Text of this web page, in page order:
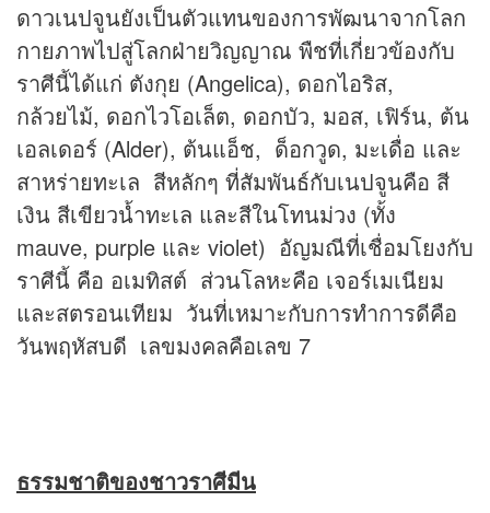
ดาวเนปจูนยังเป็นตัวแทนของการพัฒนาจากโลก
กายภาพไปสู่โลกฝ่ายวิญญาณ พืชที่เกี่ยวข้องกับ
ราศีนี้ได้แก่ ตังกุย (Angelica), ดอกไอริส,
กล้วยไม้, ดอกไวโอเล็ต, ดอกบัว, มอส, เฟิร์น, ต้น
เอลเดอร์ (Alder), ต้นแอ็ช, ด็อกวูด, มะเดื่อ และ
สาหร่ายทะเล สีหลักๆ ที่สัมพันธ์กับเนปจูนคือ สี
เงิน สีเขียวน้ำทะเล และสีในโทนม่วง (ทั้ง
mauve, purple และ violet) อัญมณีที่เชื่อมโยงกับ
ราศีนี้ คือ อเมทิสต์ ส่วนโลหะคือ เจอร์เมเนียม
และสตรอนเทียม วันที่เหมาะกับการทำการดีคือ
วันพฤหัสบดี เลขมงคลคือเลข 7
ธรรมชาติของชาวราศีมีน